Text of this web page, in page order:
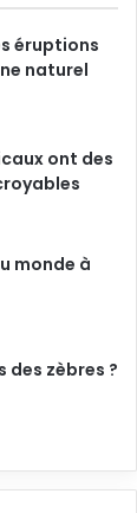
éruptions
naturel
ont des
monde à
des zèbres ?